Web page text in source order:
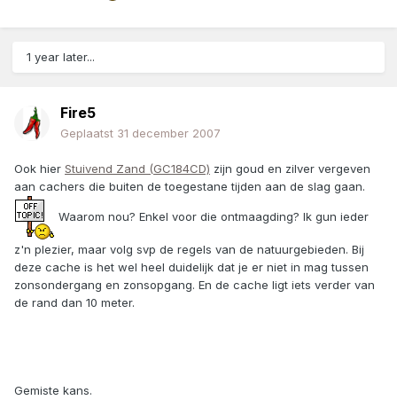
1 year later...
Fire5
Geplaatst 31 december 2007
Ook hier Stuivend Zand (GC184CD) zijn goud en zilver vergeven
aan cachers die buiten de toegestane tijden aan de slag gaan.
Waarom nou? Enkel voor die ontmaagding? Ik gun ieder
z'n plezier, maar volg svp de regels van de natuurgebieden. Bij
deze cache is het wel heel duidelijk dat je er niet in mag tussen
zonsondergang en zonsopgang. En de cache ligt iets verder van
de rand dan 10 meter.
Gemiste kans.